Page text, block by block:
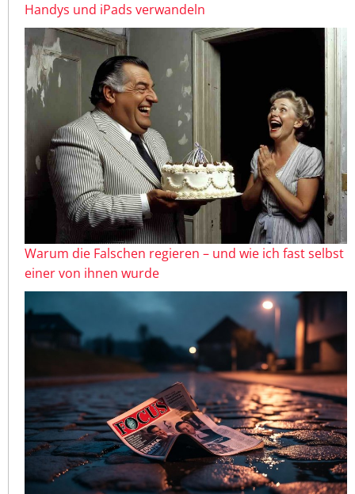
Handys und iPads verwandeln
Warum die Falschen regieren – und wie ich fast selbst
einer von ihnen wurde